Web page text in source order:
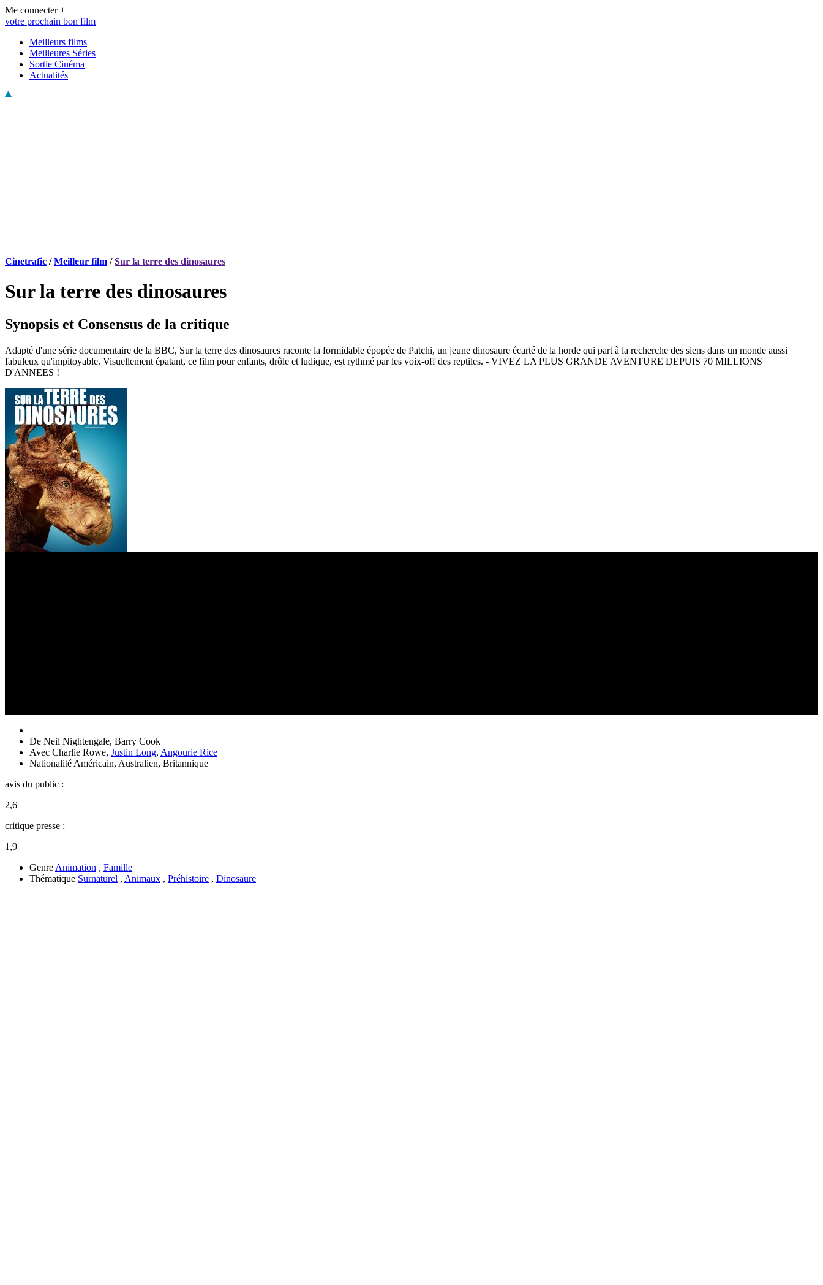
Me connecter +
votre prochain bon film
Meilleurs films
Meilleures Séries
Sortie Cinéma
Actualités
Cinetrafic /Meilleur film /Sur la terre des dinosaures
Sur la terre des dinosaures
Synopsis et Consensus de la critique
Adapté d'une série documentaire de la BBC, Sur la terre des dinosaures raconte la formidable épopée de Patchi, un jeune dinosaure écarté de la horde qui part à la recherche des siens dans un monde aussi
fabuleux qu'impitoyable. Visuellement épatant, ce film pour enfants, drôle et ludique, est rythmé par les voix-off des reptiles. - VIVEZ LA PLUS GRANDE AVENTURE DEPUIS 70 MILLIONS
D'ANNEES !
De Neil Nightengale, Barry Cook
Avec Charlie Rowe, Justin Long, Angourie Rice
Nationalité Américain, Australien, Britannique
avis du public :
2,6
critique presse :
1,9
Genre Animation , Famille
Thématique Surnaturel , Animaux , Préhistoire , Dinosaure